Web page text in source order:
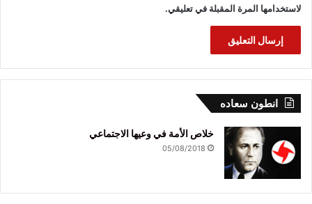
لاستخدامها المرة المقبلة في تعليقي.
انطون سعاده
خلاص الأمة في وعيها الاجتماعي
05/08/2018